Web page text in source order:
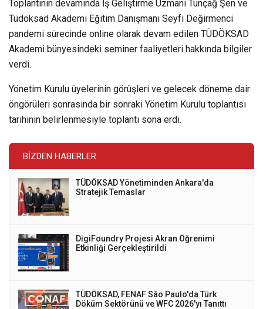
Toplantının devamında İş Geliştirme Uzmanı Tunçağ Şen ve
Tüdöksad Akademi Eğitim Danışmanı Seyfi Değirmenci
pandemi sürecinde online olarak devam edilen TÜDÖKSAD
Akademi bünyesindeki seminer faaliyetleri hakkında bilgiler
verdi.
Yönetim Kurulu üyelerinin görüşleri ve gelecek döneme dair
öngörüleri sonrasında bir sonraki Yönetim Kurulu toplantısı
tarihinin belirlenmesiyle toplantı sona erdi.
BIZDEN HABERLER
TÜDÖKSAD Yönetiminden Ankara'da
Stratejik Temaslar
DigiFoundry Projesi Akran Öğrenimi
Etkinliği Gerçekleştirildi
TÜDÖKSAD, FENAF São Paulo'da Türk
Döküm Sektörünü ve WFC 2026'yı Tanıttı